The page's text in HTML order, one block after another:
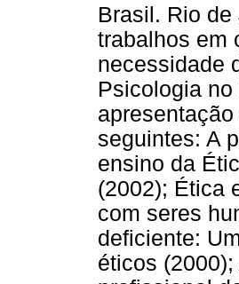
Brasil. Rio
trabalhos em
necessidade
Psicologia
seguintes: A
ensino da
(2002); Ética
com seres
deficiente:
éticos